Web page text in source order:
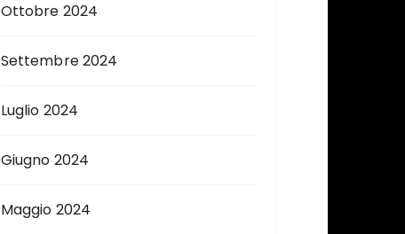
Ottobre 2024
Settembre 2024
Luglio 2024
Giugno 2024
Maggio 2024